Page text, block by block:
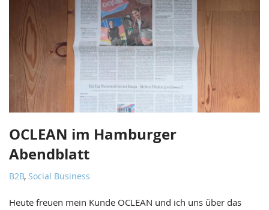
OCLEAN im Hamburger
Abendblatt
B2B, Social Business
Heute freuen mein Kunde OCLEAN und ich uns über das